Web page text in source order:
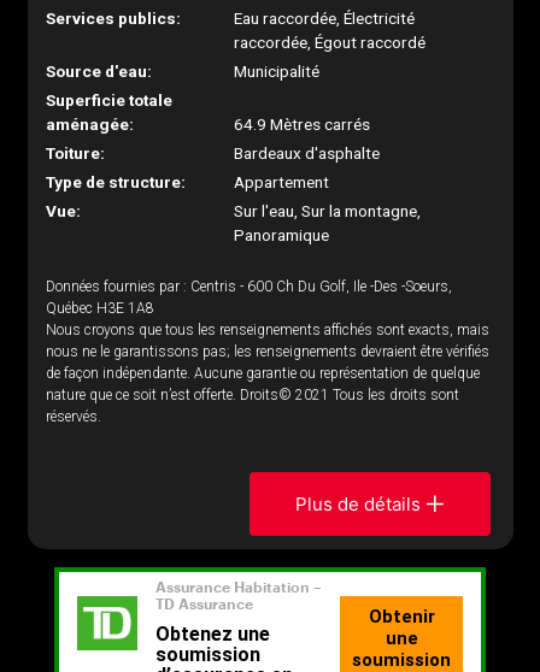
Services publics:
Eau raccordée, Électricité
raccordée, Égout raccordé
Source d'eau:
Municipalité
Superficie totale
aménagée:
64.9 Mètres carrés
Toiture:
Bardeaux d'asphalte
Type de structure:
Appartement
Vue:
Sur l'eau, Sur la montagne,
Panoramique
Données fournies par : Centris - 600 Ch Du Golf, Ile -Des -Soeurs,
Québec H3E 1A8
Nous croyons que tous les renseignements affichés sont exacts, mais
nous ne le garantissons pas; les renseignements devraient être vérifiés
de façon indépendante. Aucune garantie ou représentation de quelque
nature que ce soit n’est offerte. Droits© 2021 Tous les droits sont
réservés.
Plus de détails